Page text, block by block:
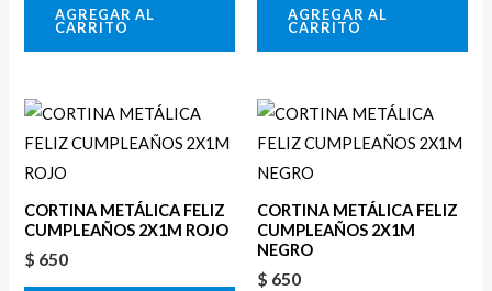
AGREGAR AL
CARRITO
AGREGAR AL
CARRITO
CORTINA METÁLICA FELIZ
CUMPLEAÑOS 2X1M ROJO
$ 650
CORTINA METÁLICA FELIZ
CUMPLEAÑOS 2X1M
NEGRO
$ 650